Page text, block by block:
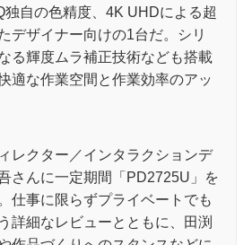
独自の色精度、4K UHDによる超
デザイナー向けの1台だ。シリ
る輝度ムラ補正技術なども搭載
適な作業空間と作業効率のアッ
レクター／インタラクションデ
さんに一定期間「PD2725U」を
仕事に限らずプライベートでも
詳細なレビューとともに、田渕